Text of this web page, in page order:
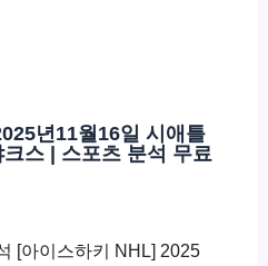
년11월16일 시애틀
스 | 스포츠 분석 무료
[아이스하키 NHL] 2025